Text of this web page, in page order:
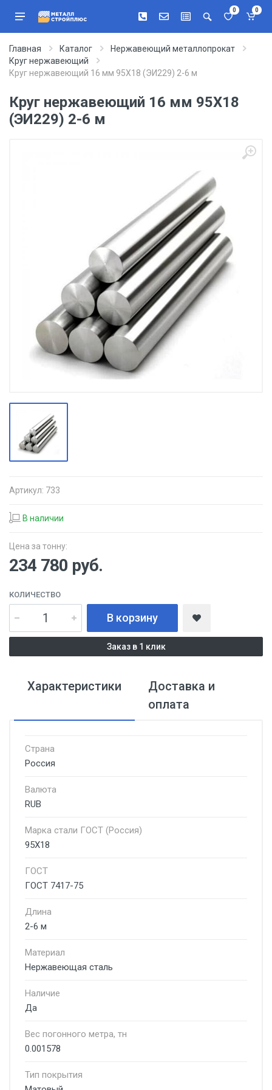
0 0
Главная Каталог
Нержавеющий металлопрокат
Круг нержавеющий
Круг нержавеющий 16 мм 95Х18 (ЭИ229) 2-6 м
Круг нержавеющий 16 мм 95Х18
(ЭИ229) 2-6 м
Артикул: 733
В наличии
Цена за тонну:
234 780 руб.
КОЛИЧЕСТВО
В корзину
Заказ в 1 клик
Характеристики
Доставка и
оплата
Страна
Россия
Валюта
RUB
Марка стали ГОСТ (Россия)
95Х18
ГОСТ
ГОСТ 7417-75
Длина
2-6 м
Материал
Нержавеющая сталь
Наличие
Да
Вес погонного метра, тн
0.001578
Тип покрытия